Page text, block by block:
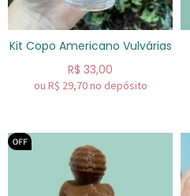
Kit Copo Americano Vulvárias
R$ 33,00
ou R$ 29,70no depósito